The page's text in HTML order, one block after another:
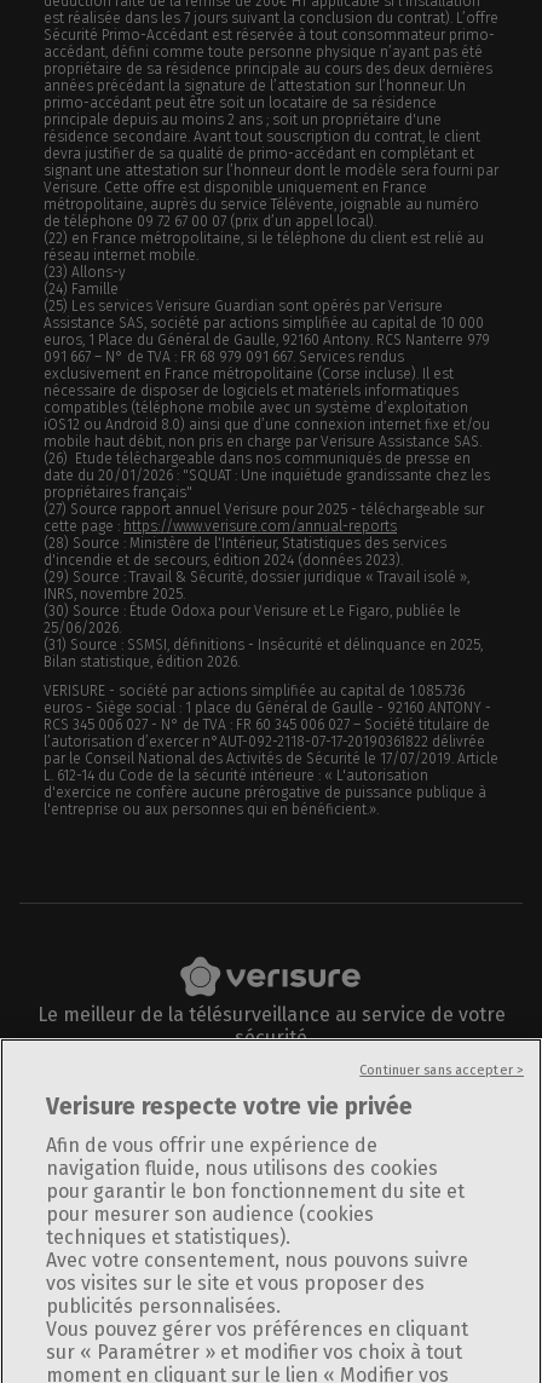
est réalisée dans les 7 jours suivant la conclusion du contrat). L’offre
Sécurité Primo-Accédant est réservée à tout consommateur primo-
accédant, défini comme toute personne physique n’ayant pas été
propriétaire de sa résidence principale au cours des deux dernières
années précédant la signature de l’attestation sur l’honneur. Un
primo-accédant peut être soit un locataire de sa résidence
principale depuis au moins 2 ans ; soit un propriétaire d'une
résidence secondaire. Avant tout souscription du contrat, le client
devra justifier de sa qualité de primo-accédant en complétant et
signant une attestation sur l’honneur dont le modèle sera fourni par
Verisure. Cette offre est disponible uniquement en France
métropolitaine, auprès du service Télévente, joignable au numéro
de téléphone 09 72 67 00 07 (prix d’un appel local).
(22) en France métropolitaine, si le téléphone du client est relié au
réseau internet mobile.
(23) Allons-y
(24) Famille
(25) Les services Verisure Guardian sont opérés par Verisure
Assistance SAS, société par actions simplifiée au capital de 10 000
euros, 1 Place du Général de Gaulle, 92160 Antony. RCS Nanterre 979
091 667 – N° de TVA : FR 68 979 091 667. Services rendus
exclusivement en France métropolitaine (Corse incluse). Il est
nécessaire de disposer de logiciels et matériels informatiques
compatibles (téléphone mobile avec un système d’exploitation
iOS12 ou Android 8.0) ainsi que d’une connexion internet fixe et/ou
mobile haut débit, non pris en charge par Verisure Assistance SAS.
(26) Etude téléchargeable dans nos communiqués de presse en
date du 20/01/2026 : "SQUAT : Une inquiétude grandissante chez les
propriétaires français"
(27) Source rapport annuel Verisure pour 2025 - téléchargeable sur
cette page : https://www.verisure.com/annual-reports
(28) Source : Ministère de l'Intérieur, Statistiques des services
d'incendie et de secours, édition 2024 (données 2023).
(29) Source : Travail & Sécurité, dossier juridique « Travail isolé »,
INRS, novembre 2025.
(30) Source : Étude Odoxa pour Verisure et Le Figaro, publiée le
25/06/2026.
(31) Source : SSMSI, définitions - Insécurité et délinquance en 2025,
Bilan statistique, édition 2026.
VERISURE - société par actions simplifiée au capital de 1.085.736
euros - Siège social : 1 place du Général de Gaulle - 92160 ANTONY -
RCS 345 006 027 - N° de TVA : FR 60 345 006 027 – Société titulaire de
l’autorisation d’exercer n°AUT-092-2118-07-17-20190361822 délivrée
par le Conseil National des Activités de Sécurité le 17/07/2019. Article
L. 612-14 du Code de la sécurité intérieure : « L'autorisation
d'exercice ne confère aucune prérogative de puissance publique à
l'entreprise ou aux personnes qui en bénéficient.».
Le meilleur de la télésurveillance au service de votre
sécurité
Informations légales
Plan du site
Politique de confidentialité
Utilisation des cookies
Politique de divulgation responsable
Gérer Utiq
Modifier vos préférences
Verisure respecte votre vie privée
Afin de vous offrir une expérience de
navigation fluide, nous utilisons des cookies
pour garantir le bon fonctionnement du site et
pour mesurer son audience (cookies
techniques et statistiques).
Avec votre consentement, nous pouvons suivre
vos visites sur le site et vous proposer des
publicités personnalisées.
Vous pouvez gérer vos préférences en cliquant
sur « Paramétrer » et modifier vos choix à tout
moment en cliquant sur le lien « Modifier vos
Continuer sans accepter >